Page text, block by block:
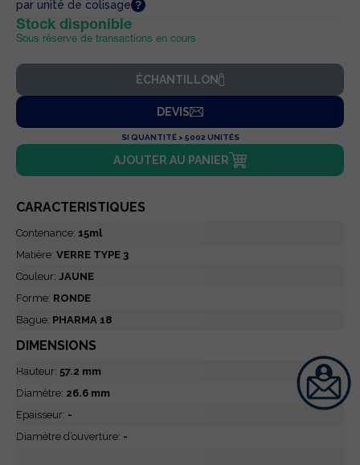
par unité de colisage
Stock disponible
Sous réserve de transactions en cours
ÉCHANTILLON
DEVIS
SI QUANTITÉ > 5002 UNITÉS
AJOUTER AU PANIER
CARACTERISTIQUES
Contenance: 15ml
Matière: VERRE TYPE 3
Couleur: JAUNE
Forme: RONDE
Bague: PHARMA 18
DIMENSIONS
Hauteur: 57.2 mm
Diamètre: 26.6 mm
Epaisseur: -
Diamètre d’ouverture: -